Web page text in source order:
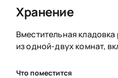
Хранение
Вместительная
из одной-двух комнат,
Что поместится